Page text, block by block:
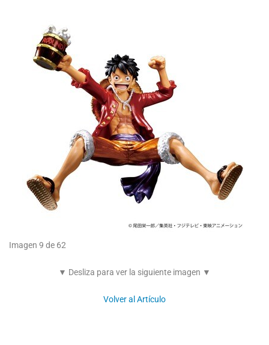
Imagen 9 de 62
▼ Desliza para ver la siguiente imagen ▼
Volver al Artículo